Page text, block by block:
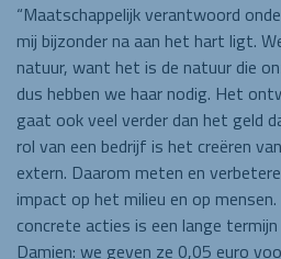
“Maatschappelijk verantwoord
mij bijzonder na aan het hart ligt.
natuur, want het is de natuur die
dus hebben we haar nodig. Het
gaat ook veel verder dan het geld
rol van een bedrijf is het creëren
extern. Daarom meten en
impact op het milieu en op
concrete acties is een lange
Damien: we geven ze 0,05 euro